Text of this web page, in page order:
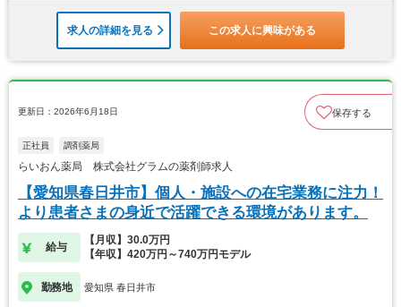
求人の詳細を見る この求人に興味がある
更新日：2026年6月18日 保存する
正社員 調剤薬局
らいおん薬局 株式会社グラムの薬剤師求人
【愛知県春日井市】個人・施設への在宅業務に注力！
より患者さまの身近で活躍できる環境があります。
給与
【月収】30.0万円
【年収】420万円～740万円モデル
勤務地 愛知県 春日井市